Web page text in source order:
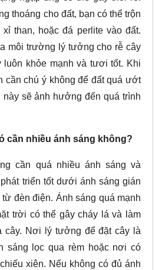
thoáng cho đất, bạn có thể trộn
than, hoặc đá perlite vào đất.
môi trường lý tưởng cho rễ cây
luôn khỏe mạnh và tươi tốt. Khi
cần chú ý không để đất quá ướt
này sẽ ảnh hưởng đến quá trình
cần nhiều ánh sáng không?
cần quá nhiều ánh sáng và
triển tốt dưới ánh sáng gián
đèn điện. Ánh sáng quá mạnh
trời có thể gây cháy lá và làm
cây. Nơi lý tưởng để đặt cây là
sáng lọc qua rèm hoặc nơi có
xiên. Nếu không có đủ ánh